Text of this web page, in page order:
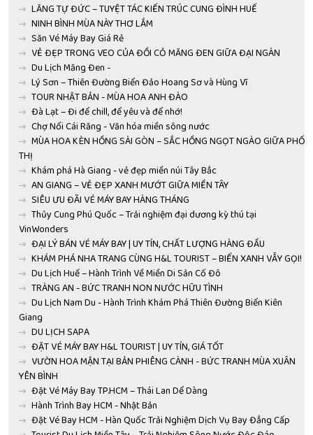
LĂNG TỰ ĐỨC – TUYỆT TÁC KIẾN TRÚC CUNG ĐÌNH HUẾ
NINH BÌNH MÙA NÀY THƠ LẮM
Săn Vé Máy Bay Giá Rẻ
VẺ ĐẸP TRONG VEO CỦA ĐỒI CỎ MĂNG ĐEN GIỮA ĐẠI NGÀN
Du Lịch Măng Đen -
Lý Sơn – Thiên Đường Biển Đảo Hoang Sơ và Hùng Vĩ
TOUR NHẬT BẢN - MÙA HOA ANH ĐÀO
Đà Lạt – Đi để chill, để yêu và để nhớ!
Chợ Nổi Cái Răng - Văn hóa miền sông nước
MÙA HOA KÈN HỒNG SÀI GÒN – SẮC HỒNG NGỌT NGÀO GIỮA PHỐ
THỊ
Khám phá Hà Giang - vẻ đẹp miền núi Tây Bắc
AN GIANG – VẺ ĐẸP XANH MƯỚT GIỮA MIỀN TÂY
SIÊU ƯU ĐÃI VÉ MÁY BAY HÀNG THÁNG
Thủy Cung Phú Quốc – Trải nghiệm đại dương kỳ thú tại
VinWonders
ĐẠI LÝ BÁN VÉ MÁY BAY | UY TÍN, CHẤT LƯỢNG HÀNG ĐẦU
KHÁM PHÁ NHA TRANG CÙNG H&L TOURIST – BIỂN XANH VẪY GỌI!
Du Lịch Huế – Hành Trình Về Miền Di Sản Cố Đô
TRÀNG AN - BỨC TRANH NON NƯỚC HỮU TÌNH
Du Lịch Nam Du - Hành Trình Khám Phá Thiên Đường Biển Kiên
Giang
DU LỊCH SAPA
ĐẶT VÉ MÁY BAY H&L TOURIST | UY TÍN, GIÁ TỐT
VƯỜN HOA MẬN TẠI BẢN PHIÊNG CÀNH - BỨC TRANH MÙA XUÂN
YÊN BÌNH
Đặt Vé Máy Bay TP.HCM – Thái Lan Dể Dàng
Hành Trình Bay HCM - Nhật Bản
Đặt Vé Bay HCM - Hàn Quốc Trải Nghiệm Dịch Vụ Bay Đẳng Cấp